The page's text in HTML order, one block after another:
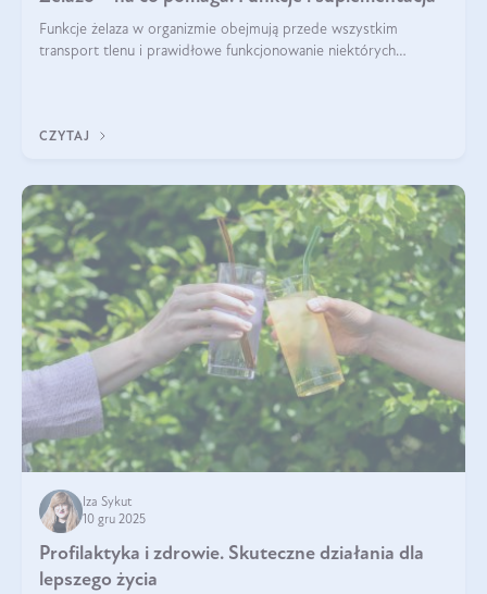
Funkcje żelaza w organizmie obejmują przede wszystkim
transport tlenu i prawidłowe funkcjonowanie niektórych
CZYTAJ
Iza Sykut
10 gru 2025
Profilaktyka i zdrowie. Skuteczne działania dla
lepszego życia